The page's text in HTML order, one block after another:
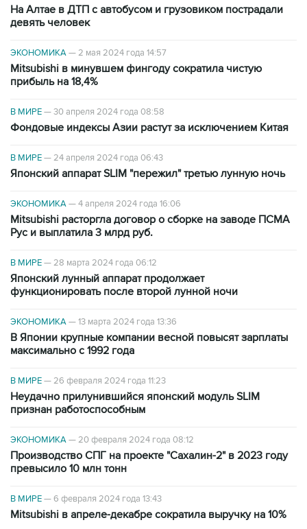
На Алтае в ДТП с автобусом и грузовиком пострадали
девять человек
ЭКОНОМИКА—2 мая 2024 года 14:57
Mitsubishi в минувшем фингоду сократила чистую
прибыль на 18,4%
В МИРЕ—30 апреля 2024 года 08:58
Фондовые индексы Азии растут за исключением Китая
В МИРЕ—24 апреля 2024 года 06:43
Японский аппарат SLIM "пережил" третью лунную ночь
ЭКОНОМИКА—4 апреля 2024 года 16:06
Mitsubishi расторгла договор о сборке на заводе ПСМА
Рус и выплатила 3 млрд руб.
В МИРЕ—28 марта 2024 года 06:12
Японский лунный аппарат продолжает
функционировать после второй лунной ночи
ЭКОНОМИКА—13 марта 2024 года 13:36
В Японии крупные компании весной повысят зарплаты
максимально с 1992 года
В МИРЕ—26 февраля 2024 года 11:23
Неудачно прилунившийся японский модуль SLIM
признан работоспособным
ЭКОНОМИКА—20 февраля 2024 года 08:12
Производство СПГ на проекте "Сахалин-2" в 2023 году
превысило 10 млн тонн
В МИРЕ—6 февраля 2024 года 13:43
Mitsubishi в апреле-декабре сократила выручку на 10%